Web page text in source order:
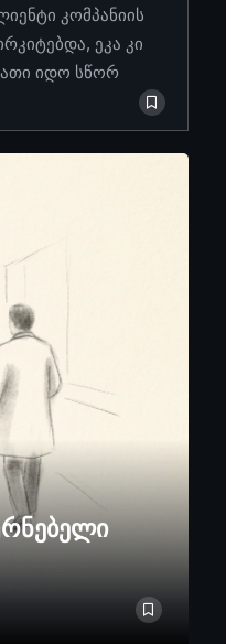
კომპანიის
ეკა კი
იდო სწორ